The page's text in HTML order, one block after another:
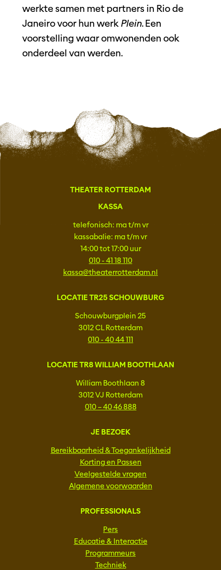
werkte samen met partners in Rio de
Janeiro voor hun werk Plein. Een
voorstelling waar omwonenden ook
onderdeel van werden.
THEATER ROTTERDAM
KASSA
telefonisch: ma t/m vr
kassabalie: ma t/m vr
14:00 tot 17:00 uur
010 - 41 18 110
kassa@theaterrotterdam.nl
LOCATIE TR25 SCHOUWBURG
Schouwburgplein 25
3012 CL Rotterdam
010 - 40 44 111
LOCATIE TR8 WILLIAM BOOTHLAAN
William Boothlaan 8
3012 VJ Rotterdam
010 – 40 46 888
JE BEZOEK
Bereikbaarheid & Toegankelijkheid
Korting en Passen
Veelgestelde vragen
Algemene voorwaarden
PROFESSIONALS
Pers
Educatie & Interactie
Programmeurs
Techniek